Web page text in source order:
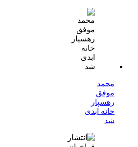
محمد
موفق
رهسپار
خانه ابدی
شد